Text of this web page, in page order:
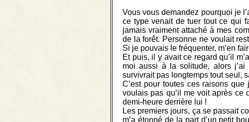
Vous vous demandez pourquoi je
ce type venait de tuer tout ce qui
jamais vraiment attaché à mes
de la forêt. Personne ne voulait
Si je pouvais le fréquenter, m’en
Et puis, il y avait ce regard qu’il
moi aussi à la solitude, alors j’ai
survivrait pas longtemps tout seul,
C’est pour toutes ces raisons
voulais pas qu’il me voit après ce
demi-heure derrière lui !
Les premiers jours, ça se passait
m’a étonné de la part d’un petit